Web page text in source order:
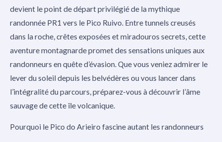
devient le point de départ privilégié de la mythique
randonnée PR1 vers le Pico Ruivo. Entre tunnels creusés
dans la roche, crêtes exposées et miradouros secrets, cette
aventure montagnarde promet des sensations uniques aux
randonneurs en quête d’évasion. Que vous veniez admirer le
lever du soleil depuis les belvédères ou vous lancer dans
l’intégralité du parcours, préparez-vous à découvrir l’âme
sauvage de cette île volcanique.
Pourquoi le Pico do Arieiro fascine autant les randonneurs